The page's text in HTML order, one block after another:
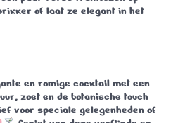
of laat ze elegant in het
en romige cocktail met een
zoet en de botanische touch
voor speciale gelegenheden of